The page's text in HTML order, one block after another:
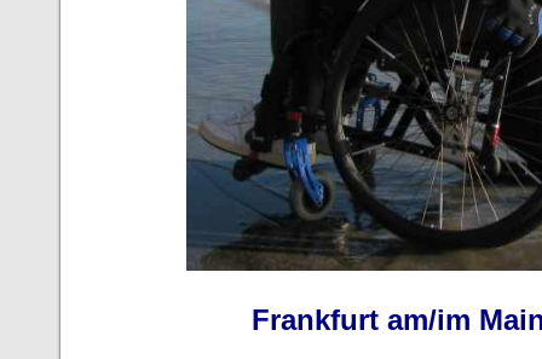
Frankfurt am/im